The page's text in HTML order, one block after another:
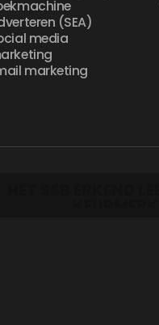
(SEA)
media
marketing